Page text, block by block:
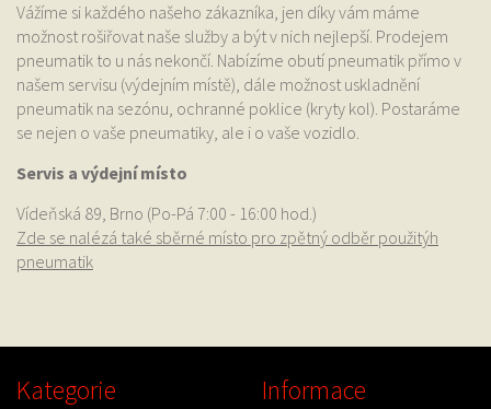
Vážíme si každého našeho zákazníka, jen díky vám máme
možnost rošiřovat naše služby a být v nich nejlepší. Prodejem
pneumatik to u nás nekončí. Nabízíme obutí pneumatik přímo v
našem servisu (výdejním místě), dále možnost uskladnění
pneumatik na sezónu, ochranné poklice (kryty kol). Postaráme
se nejen o vaše pneumatiky, ale i o vaše vozidlo.
Servis a výdejní místo
Vídeňská 89, Brno (Po-Pá 7:00 - 16:00 hod.)
Zde se nalézá také sběrné místo pro zpětný odběr použitýh
pneumatik
Kategorie Informace